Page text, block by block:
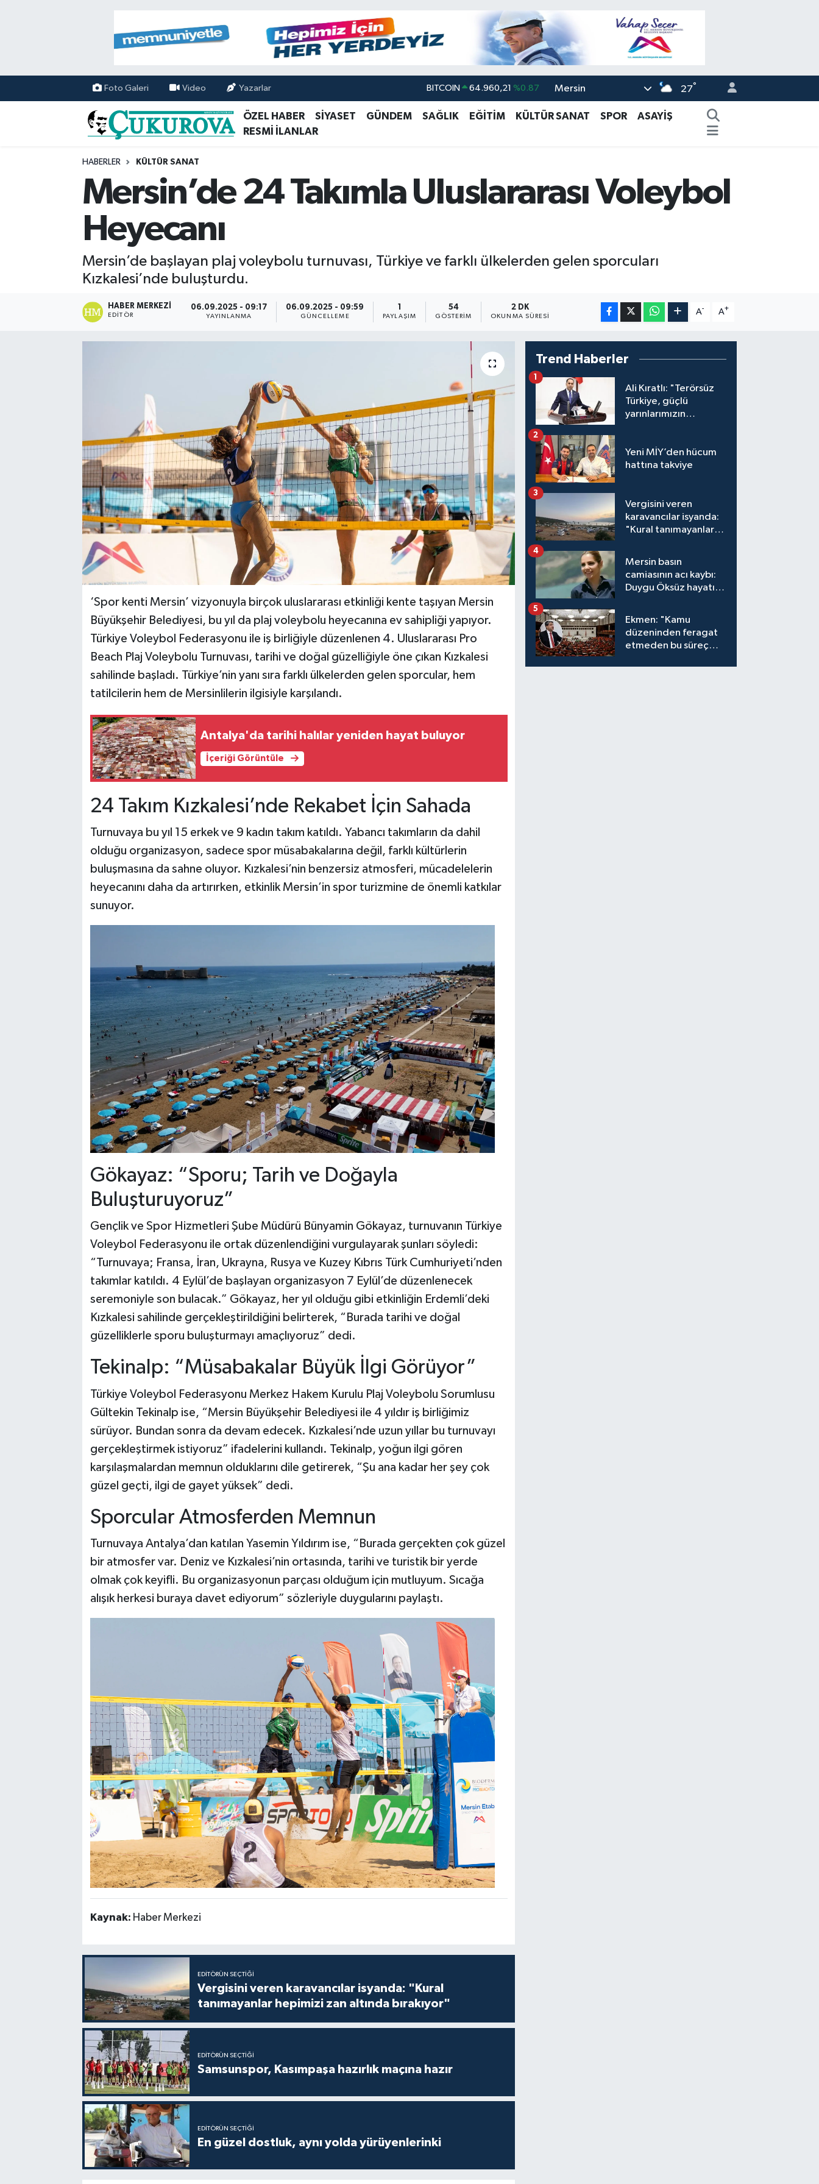
Foto Galeri Video Yazarlar DOLAR 47,7436 %0.18
EURO 55,2510 %0.32
BITCOIN 64.960,21 %0.87
Mersin 27°
ÖZEL HABER SİYASET GÜNDEM SAĞLIK EĞİTİM KÜLTÜR SANAT SPOR
ASAYİŞ
RESMİ İLANLAR
HABERLER KÜLTÜR SANAT
Mersin’de 24 Takımla Uluslararası Voleybol
Heyecanı
Mersin’de başlayan plaj voleybolu turnuvası, Türkiye ve farklı ülkelerden gelen sporcuları
Kızkalesi’nde buluşturdu.
HABER MERKEZI
EDITÖR
06.09.2025 - 09:17
YAYINLANMA
06.09.2025 - 09:59
GÜNCELLEME PAYLAŞIM
54
GÖSTERIM
2 DK
OKUNMA SÜRESI
A- A+
‘Spor kenti Mersin’ vizyonuyla birçok uluslararası etkinliği kente taşıyan Mersin
Büyükşehir Belediyesi, bu yıl da plaj voleybolu heyecanına ev sahipliği yapıyor.
Türkiye Voleybol Federasyonu ile iş birliğiyle düzenlenen 4. Uluslararası Pro
Beach Plaj Voleybolu Turnuvası, tarihi ve doğal güzelliğiyle öne çıkan Kızkalesi
sahilinde başladı. Türkiye’nin yanı sıra farklı ülkelerden gelen sporcular, hem
tatilcilerin hem de Mersinlilerin ilgisiyle karşılandı.
Antalya'da tarihi halılar yeniden hayat buluyor
İçeriği Görüntüle
24 Takım Kızkalesi’nde Rekabet İçin Sahada
Turnuvaya bu yıl 15 erkek ve 9 kadın takım katıldı. Yabancı takımların da dahil
olduğu organizasyon, sadece spor müsabakalarına değil, farklı kültürlerin
buluşmasına da sahne oluyor. Kızkalesi’nin benzersiz atmosferi, mücadelelerin
heyecanını daha da artırırken, etkinlik Mersin’in spor turizmine de önemli katkılar
sunuyor.
Gökayaz: “Sporu; Tarih ve Doğayla
Buluşturuyoruz”
Gençlik ve Spor Hizmetleri Şube Müdürü Bünyamin Gökayaz, turnuvanın Türkiye
Voleybol Federasyonu ile ortak düzenlendiğini vurgulayarak şunları söyledi:
“Turnuvaya; Fransa, İran, Ukrayna, Rusya ve Kuzey Kıbrıs Türk Cumhuriyeti’nden
takımlar katıldı. 4 Eylül’de başlayan organizasyon 7 Eylül’de düzenlenecek
seremoniyle son bulacak.” Gökayaz, her yıl olduğu gibi etkinliğin Erdemli’deki
Kızkalesi sahilinde gerçekleştirildiğini belirterek, “Burada tarihi ve doğal
güzelliklerle sporu buluşturmayı amaçlıyoruz” dedi.
Tekinalp: “Müsabakalar Büyük İlgi Görüyor”
Türkiye Voleybol Federasyonu Merkez Hakem Kurulu Plaj Voleybolu Sorumlusu
Gültekin Tekinalp ise, “Mersin Büyükşehir Belediyesi ile 4 yıldır iş birliğimiz
sürüyor. Bundan sonra da devam edecek. Kızkalesi’nde uzun yıllar bu turnuvayı
gerçekleştirmek istiyoruz” ifadelerini kullandı. Tekinalp, yoğun ilgi gören
karşılaşmalardan memnun olduklarını dile getirerek, “Şu ana kadar her şey çok
güzel geçti, ilgi de gayet yüksek” dedi.
Sporcular Atmosferden Memnun
Turnuvaya Antalya’dan katılan Yasemin Yıldırım ise, “Burada gerçekten çok güzel
bir atmosfer var. Deniz ve Kızkalesi’nin ortasında, tarihi ve turistik bir yerde
olmak çok keyifli. Bu organizasyonun parçası olduğum için mutluyum. Sıcağa
alışık herkesi buraya davet ediyorum” sözleriyle duygularını paylaştı.
Kaynak: Haber Merkezi
EDITÖRÜN SEÇTIĞI
Vergisini veren karavancılar isyanda: "Kural
tanımayanlar hepimizi zan altında bırakıyor"
EDITÖRÜN SEÇTIĞI
Samsunspor, Kasımpaşa hazırlık maçına hazır
EDITÖRÜN SEÇTIĞI
En güzel dostluk, aynı yolda yürüyenlerinki
Trend Haberler
Ali Kıratlı: "Terörsüz
Türkiye, güçlü
yarınlarımızın
1
Yeni MİY’den hücum
hattına takviye
2
Vergisini veren
karavancılar isyanda:
"Kural tanımayanlar
3
Mersin basın
camiasının acı kaybı:
Duygu Öksüz hayatını
4
Ekmen: "Kamu
düzeninden feragat
etmeden bu süreç
5
Mersin Nöbetçi Eczaneler
Mersin Hava Durumu
Mersin Namaz Vakitleri
Mersin Trafik Yoğunluk Haritası
Tüm Manşetler
Son Dakika Haberleri
Haber Arşivi